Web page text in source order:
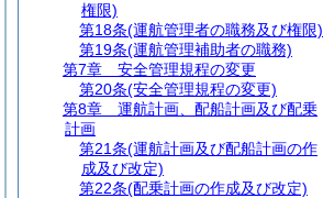
権限)
第18条(運航管理者の職務及び権限)
第19条(運航管理補助者の職務)
第7章
安全管理規程の変更
第20条(安全管理規程の変更)
第8章
運航計画、配船計画及び配乗
計画
第21条(運航計画及び配船計画の作
成及び改定)
第22条(配乗計画の作成及び改定)